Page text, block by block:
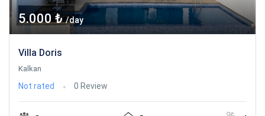
5.000 ₺/day
Villa Doris
Kalkan
Not rated 0 Review